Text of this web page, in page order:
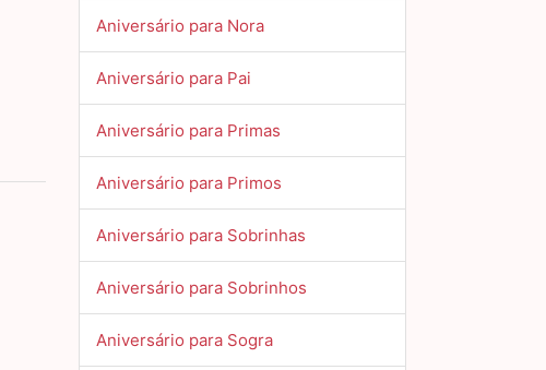
Aniversário para Nora
Aniversário para Pai
Aniversário para Primas
Aniversário para Primos
Aniversário para Sobrinhas
Aniversário para Sobrinhos
Aniversário para Sogra